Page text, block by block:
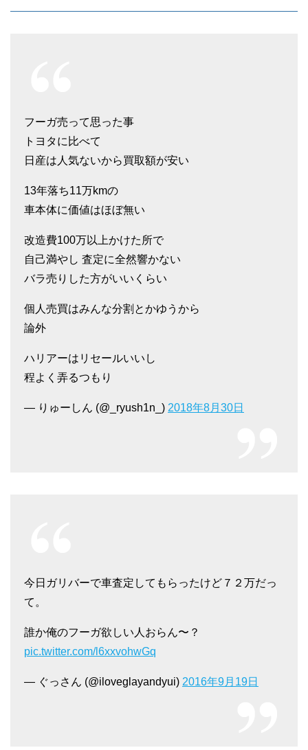
フーガ売って思った事
トヨタに比べて
日産は人気ないから買取額が安い
13年落ち11万kmの
車本体に価値はほぼ無い
改造費100万以上かけた所で
自己満やし 査定に全然響かない
バラ売りした方がいいくらい
個人売買はみんな分割とかゆうから
論外
ハリアーはリセールいいし
程よく弄るつもり
— りゅーしん (@_ryush1n_) 2018年8月30日
今日ガリバーで車査定してもらったけど７２万だっ
て。
誰か俺のフーガ欲しい人おらん〜？
pic.twitter.com/l6xxvohwGq
— ぐっさん (@iloveglayandyui) 2016年9月19日